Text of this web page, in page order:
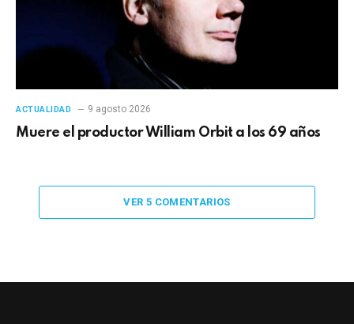
ACTUALIDAD 9 agosto 2026
Muere el productor William Orbit a los 69 años
VER 5 COMENTARIOS